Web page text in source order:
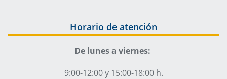
Horario de atención
De lunes a viernes:
9:00-12:00 y 15:00-18:00 h.